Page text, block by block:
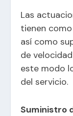
Las
tienen
así como
de
este modo
del servicio.
Suministro